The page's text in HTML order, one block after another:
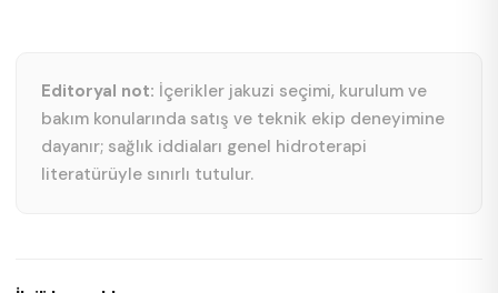
Editoryal not: İçerikler jakuzi seçimi, kurulum ve
bakım konularında satış ve teknik ekip deneyimine
dayanır; sağlık iddiaları genel hidroterapi
literatürüyle sınırlı tutulur.